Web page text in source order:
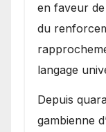
en faveur
du
langage
​Depuis
gambienne